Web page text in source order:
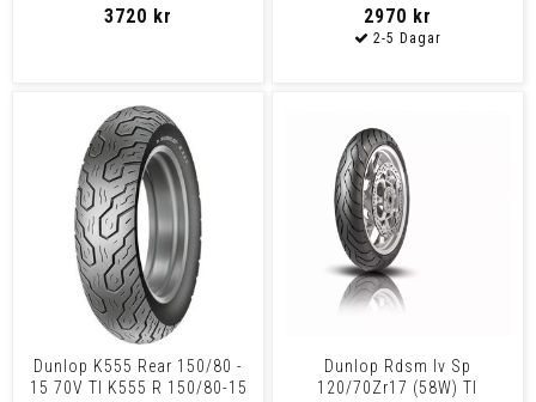
3720 kr 2970 kr
Dunlop K555 Rear 150/80 -
15 70V Tl K555 R 150/80-15
Dunlop Rdsm Iv Sp
120/70Zr17 (58W) Tl